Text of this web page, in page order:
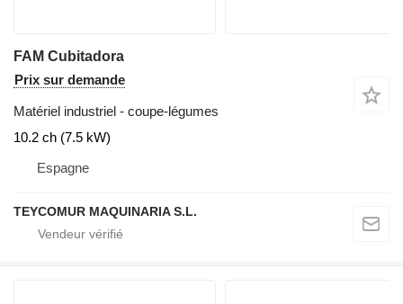
FAM Cubitadora
Prix sur demande
Matériel industriel - coupe-légumes
10.2 ch (7.5 kW)
Espagne
TEYCOMUR MAQUINARIA S.L.